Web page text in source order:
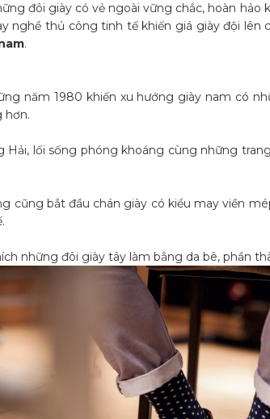
đôi giày có vẻ ngoài vững chắc, hoàn
nghề thủ công tinh tế khiến giá giày đội lên
.
năm 1980 khiến xu hướng giày nam có
hơn.
Hải, lối sống phóng khoáng cùng những
cũng bắt đầu chán giày có kiểu may viền
những đôi giày tây làm bằng da bê, phần